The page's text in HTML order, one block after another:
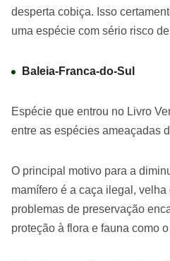
desperta cobiça. Isso
uma espécie com sério risco
Baleia-Franca-do-Sul
Espécie que entrou no Livro
entre as espécies ameaçadas
O principal motivo para a
mamífero é a caça ilegal,
problemas de preservação
proteção à flora e fauna como